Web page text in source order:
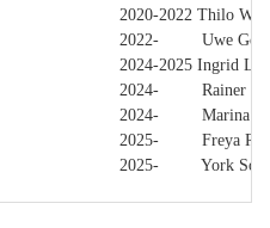
2020-2022 Thilo
2022- Uwe
2024-2025 Ingrid
2024- Rainer
2024- Marina
2025- Freya
2025- York